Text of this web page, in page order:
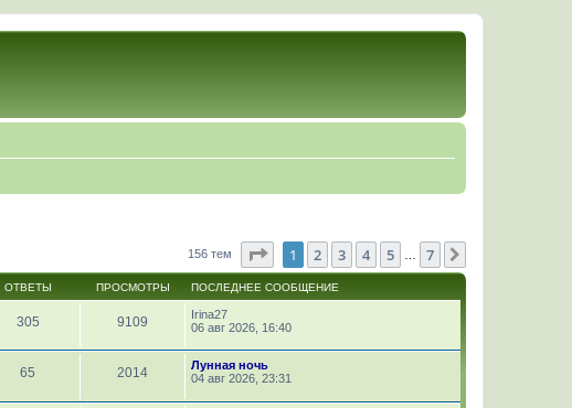
156 тем Страница1 из
1 2 3 4 5 7
ОТВЕТЫ ПРОСМОТРЫ ПОСЛЕДНЕЕ СООБЩЕНИЕ
305 9109
Irina27
06 авг 2026, 16:40
65 2014
Лунная ночь
04 авг 2026, 23:31